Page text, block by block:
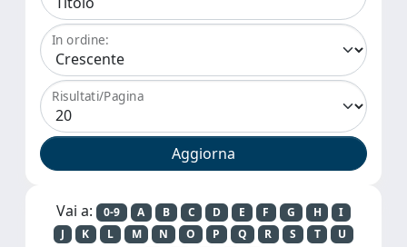
In ordine:
Risultati/Pagina
Vai a: 0-9 A B C D E F G H
I
J
K L M N O P Q R S T
U